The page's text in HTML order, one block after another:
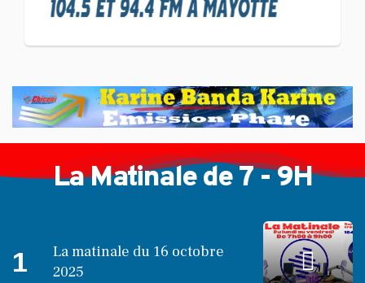
Langue KIBOSI
La Matinale de 7 - 9H
1
La matinale du 16 octobre
2025